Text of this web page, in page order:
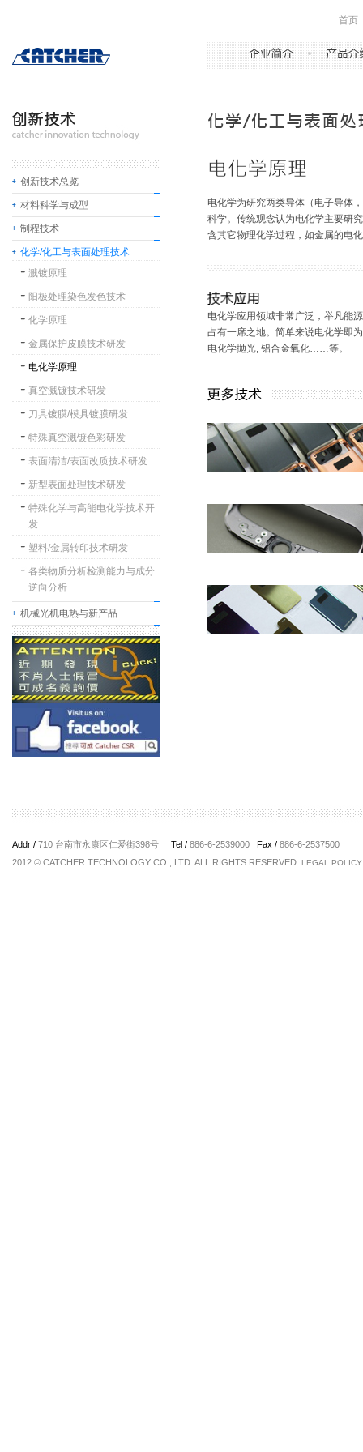
创新技术总览
材料科学与成型
制程技术
化学/化工与表面处理技术
溅镀原理
阳极处理染色发色技术
化学原理
金属保护皮膜技术研发
电化学原理
真空溅镀技术研发
刀具镀膜/模具镀膜研发
特殊真空溅镀色彩研发
表面清洁/表面改质技术研发
新型表面处理技术研发
特殊化学与高能电化学技术开
发
塑料/金属转印技术研发
各类物质分析检测能力与成分
逆向分析
机械光机电热与新产品
电化学为研究两类导体（电子导体
科学。传统观念认为电化学主要研
含其它物理化学过程，如金属的电
电化学应用领域非常广泛，举凡能
占有一席之地。简单来说电化学即
电化学抛光, 铝合金氧化……等。
Addr / 710 台南市永康区仁爱街398号 Tel / 886-6-2539000 Fax / 886-6-2537500
2012 © CATCHER TECHNOLOGY CO., LTD. ALL RIGHTS RESERVED.
LEGAL POLICY
首页